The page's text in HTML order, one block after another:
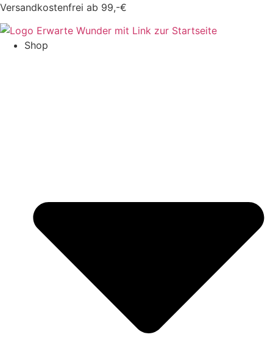
Zum
Inhalt
springen
Versandkostenfrei ab 99,-€
Shop